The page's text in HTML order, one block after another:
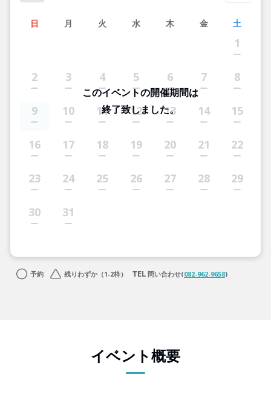
日 月 火 水 木 金 土
1
2 3 4 5 6 7 8
9 10 11 12 13 14 15
16 17 18 19 20 21 22
23 24 25 26 27 28 29
30 31
このイベントの開催期間は
終了致しました。
予約 残りわずか（1-2枠） 問い合わせ(082-962-9658)
イベント概要